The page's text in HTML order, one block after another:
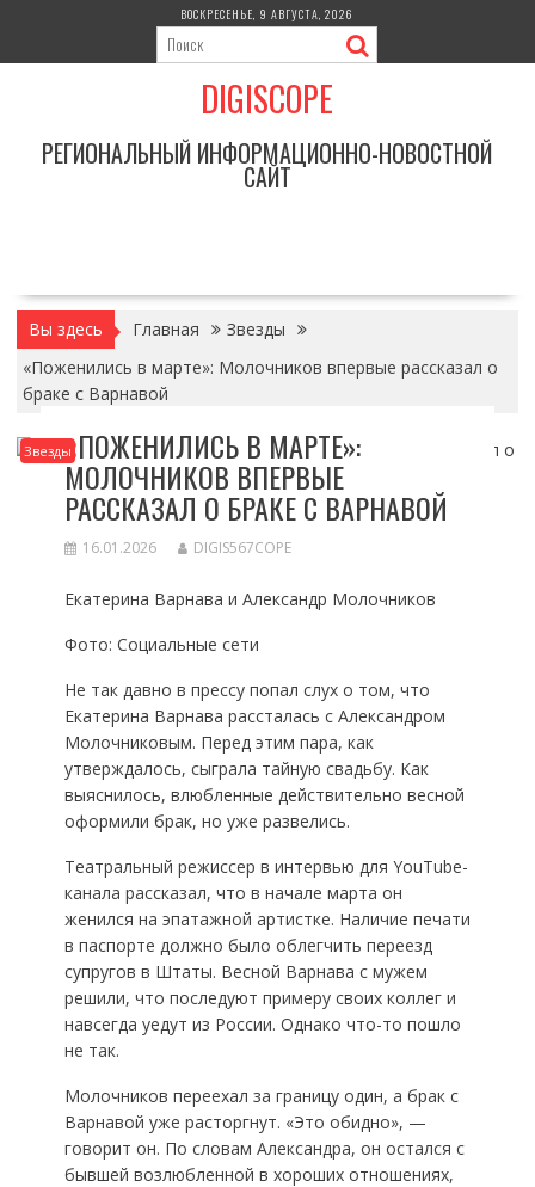
содержимому
ВОСКРЕСЕНЬЕ, 9 АВГУСТА, 2026
DIGISCOPE
РЕГИОНАЛЬНЫЙ ИНФОРМАЦИОННО-НОВОСТНОЙ
САЙТ
Вы здесь Главная
Звезды
«Поженились в марте»: Молочников впервые рассказал о
браке с Варнавой
Звезды«ПОЖЕНИЛИСЬ В МАРТЕ»:
МОЛОЧНИКОВ ВПЕРВЫЕ
РАССКАЗАЛ О БРАКЕ С ВАРНАВОЙ
16.01.2026 DIGIS567COPE
Екатерина Варнава и Александр Молочников
Фото: Социальные сети
Не так давно в прессу попал слух о том, что
Екатерина Варнава рассталась с Александром
Молочниковым. Перед этим пара, как
утверждалось, сыграла тайную свадьбу. Как
выяснилось, влюбленные действительно весной
оформили брак, но уже развелись.
Театральный режиссер в интервью для YouTube-
канала рассказал, что в начале марта он
женился на эпатажной артистке. Наличие печати
в паспорте должно было облегчить переезд
супругов в Штаты. Весной Варнава с мужем
решили, что последуют примеру своих коллег и
навсегда уедут из России. Однако что-то пошло
не так.
Молочников переехал за границу один, а брак с
Варнавой уже расторгнут. «Это обидно», —
говорит он. По словам Александра, он остался с
бывшей возлюбленной в хороших отношениях,